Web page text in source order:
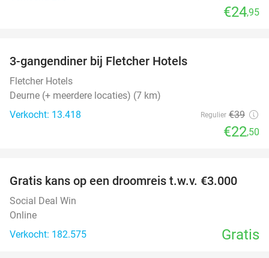
€24,95
3-gangendiner bij Fletcher Hotels
Fletcher Hotels
Deurne (+ meerdere locaties) (7 km)
Verkocht: 13.418
Regulier €39
€22,50
Gratis kans op een droomreis t.w.v. €3.000
Social Deal Win
Online
Verkocht: 182.575
Gratis